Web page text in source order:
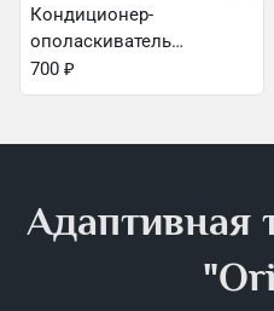
Кондиционер-
ополаскиватель
восстанавливающий для
поврежденных волос
700 ₽
Адаптивная